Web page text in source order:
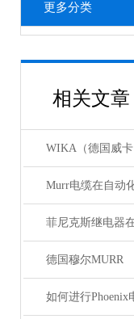
更多分类
相关文章
德国穆尔MURR